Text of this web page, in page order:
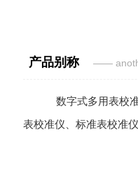
产品别称 ——
数字式多用表校
表校准仪、标准表校准